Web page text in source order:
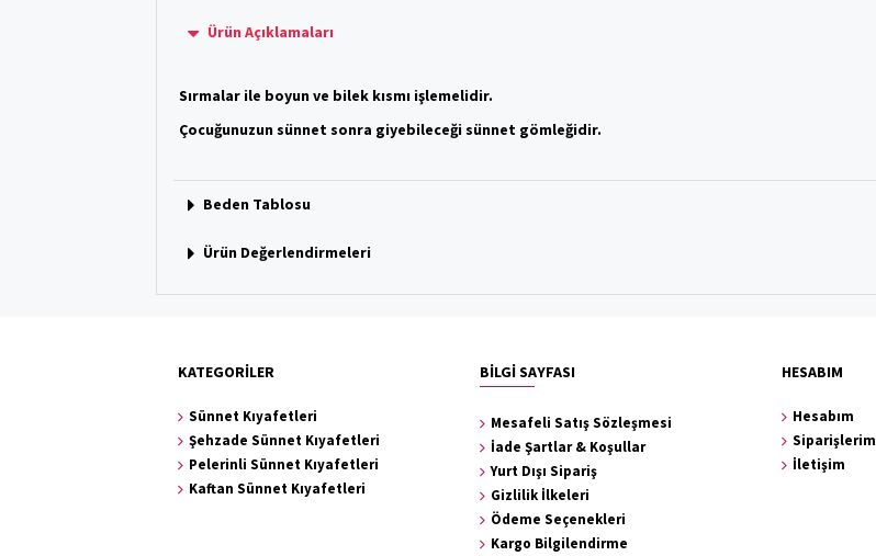
Ürün Açıklamaları
Sırmalar ile boyun ve bilek kısmı işlemelidir.
Çocuğunuzun sünnet sonra giyebileceği sünnet gömleğidir.
Beden Tablosu
Ürün Değerlendirmeleri
KATEGORİLER
Sünnet Kıyafetleri
Şehzade Sünnet Kıyafetleri
Pelerinli Sünnet Kıyafetleri
Kaftan Sünnet Kıyafetleri
BİLGİ SAYFASI
Mesafeli Satış Sözleşmesi
İade Şartlar & Koşullar
Yurt Dışı Sipariş
Gizlilik İlkeleri
Ödeme Seçenekleri
Kargo Bilgilendirme
HESABIM
Hesabım
Siparişlerim
İletişim